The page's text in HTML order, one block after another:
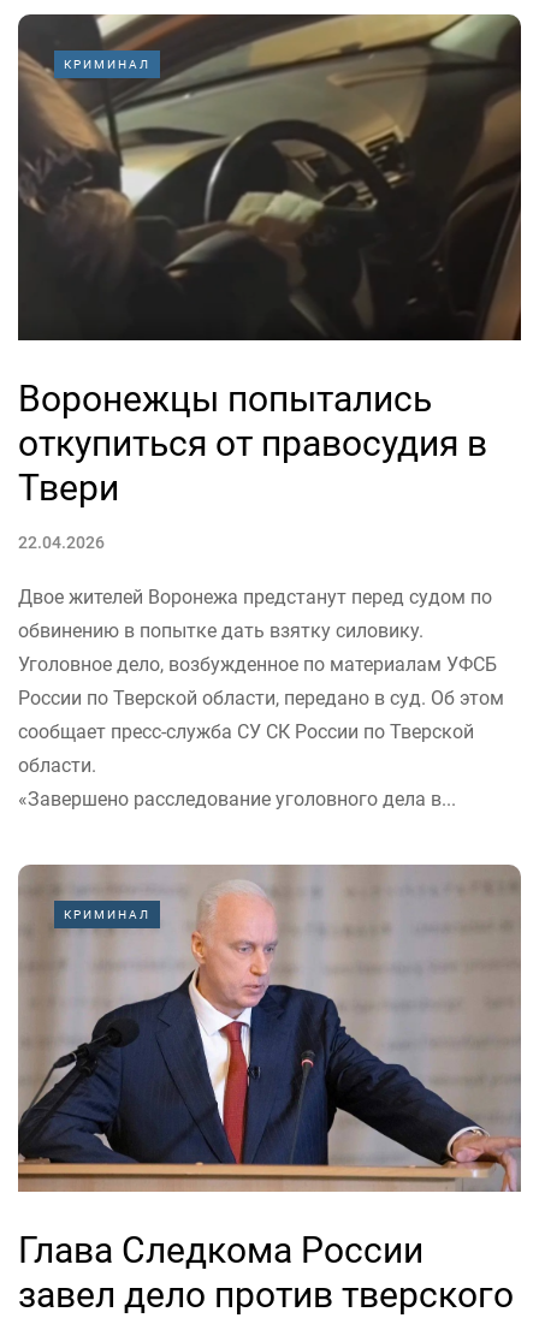
КРИМИНАЛ
Воронежцы попытались
откупиться от правосудия в
Твери
22.04.2026
Двое жителей Воронежа предстанут перед судом по
обвинению в попытке дать взятку силовику.
Уголовное дело, возбужденное по материалам УФСБ
России по Тверской области, передано в суд. Об этом
сообщает пресс-служба СУ СК России по Тверской
области.
«Завершено расследование уголовного дела в...
КРИМИНАЛ
Глава Следкома России
завел дело против тверского